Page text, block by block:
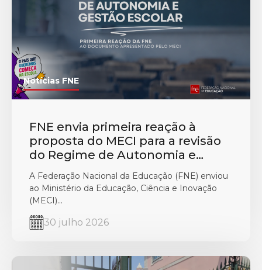
Notícias FNE
FNE envia primeira reação à
proposta do MECI para a revisão
do Regime de Autonomia e
A Federação Nacional da Educação (FNE) enviou
ao Ministério da Educação, Ciência e Inovação
(MECI)...
30 julho 2026